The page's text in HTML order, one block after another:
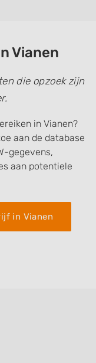
Vianen
die opzoek zijn
in Vianen?
aan de database
gegevens,
aan potentiele
in Vianen